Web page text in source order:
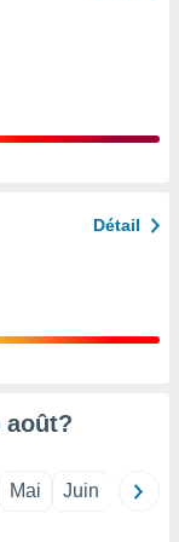
Détail
août?
Mai Juin Juillet